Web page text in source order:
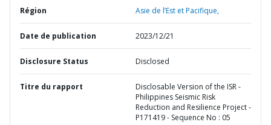
Région Asie de l’Est et Pacifique,
Date de publication 2023/12/21
Disclosure Status Disclosed
Titre du rapport
Disclosable Version of the ISR -
Philippines Seismic Risk
Reduction and Resilience Project -
P171419 - Sequence No : 05